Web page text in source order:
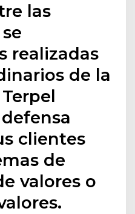
las
realizadas
de la
clientes
de
valores o